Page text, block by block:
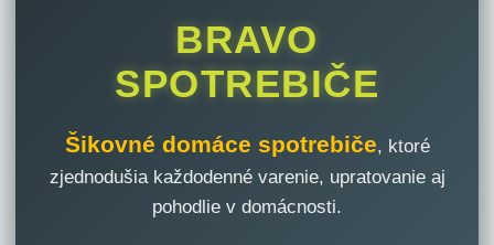
BRAVO
SPOTREBIČE
Šikovné domáce spotrebiče, ktoré
zjednodušia každodenné varenie, upratovanie aj
pohodlie v domácnosti.